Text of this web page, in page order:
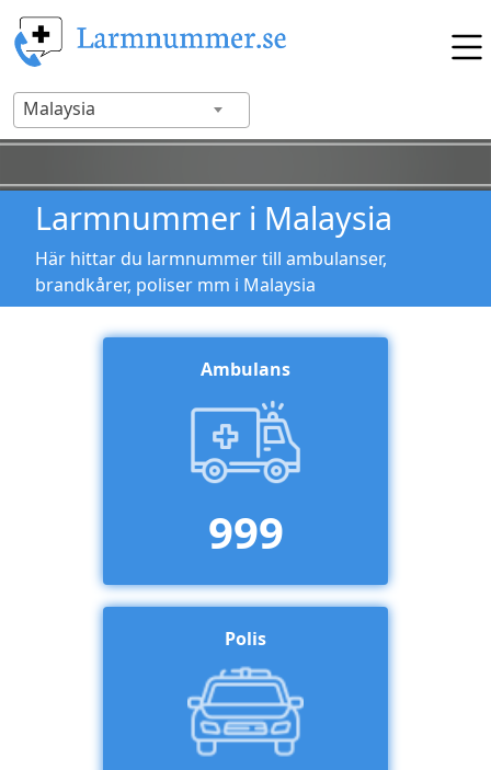
Malaysia
Larmnummer i Malaysia
Här hittar du larmnummer till ambulanser,
brandkårer, poliser mm i Malaysia
Ambulans
999
Polis